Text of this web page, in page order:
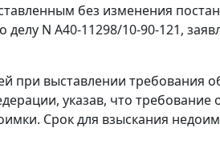
без изменения
делу N А40-11298/10-90-121,
при выставлении требования
указав, что требование
Срок для взыскания